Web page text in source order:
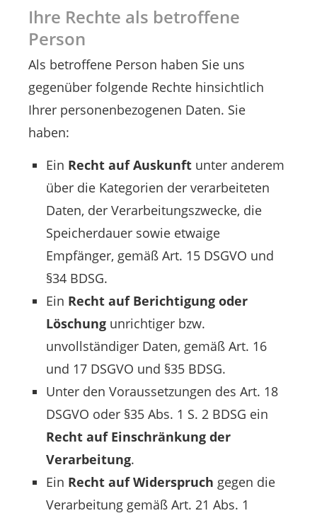
Ihre Rechte als betroffene
Person
Als betroffene Person haben Sie uns
gegenüber folgende Rechte hinsichtlich
Ihrer personenbezogenen Daten. Sie
haben:
Ein Recht auf Auskunft unter anderem
über die Kategorien der verarbeiteten
Daten, der Verarbeitungszwecke, die
Speicherdauer sowie etwaige
Empfänger, gemäß Art. 15 DSGVO und
§34 BDSG.
Ein Recht auf Berichtigung oder
Löschung unrichtiger bzw.
unvollständiger Daten, gemäß Art. 16
und 17 DSGVO und §35 BDSG.
Unter den Voraussetzungen des Art. 18
DSGVO oder §35 Abs. 1 S. 2 BDSG ein
Recht auf Einschränkung der
Verarbeitung.
Ein Recht auf Widerspruch gegen die
Verarbeitung gemäß Art. 21 Abs. 1